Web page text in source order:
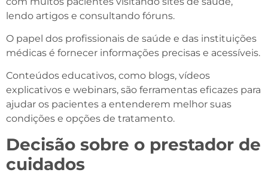
lendo artigos e consultando fóruns.
O papel dos profissionais de saúde e das instituições
médicas é fornecer informações precisas e acessíveis.
Conteúdos educativos, como blogs, vídeos
explicativos e webinars, são ferramentas eficazes para
ajudar os pacientes a entenderem melhor suas
condições e opções de tratamento.
Decisão sobre o prestador de
cuidados